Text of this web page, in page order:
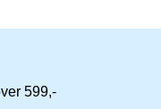
599,-